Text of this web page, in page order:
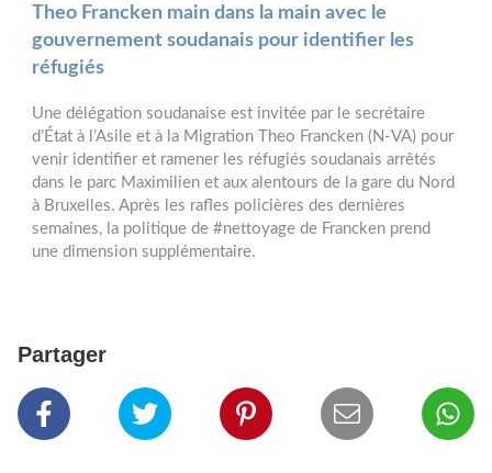
Theo Francken main dans la main avec le
gouvernement soudanais pour identifier les
réfugiés
Une délégation soudanaise est invitée par le secrétaire
d’État à l’Asile et à la Migration Theo Francken (N-VA) pour
venir identifier et ramener les réfugiés soudanais arrêtés
dans le parc Maximilien et aux alentours de la gare du Nord
à Bruxelles. Après les rafles policières des dernières
semaines, la politique de #nettoyage de Francken prend
une dimension supplémentaire.
Partager